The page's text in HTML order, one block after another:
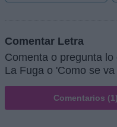
Comentar Letra
Comenta o pregunta
La Fuga o 'Como se
Comentarios (1)